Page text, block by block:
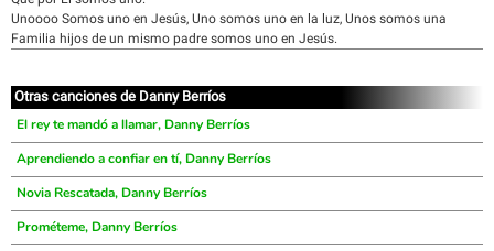
Unoooo Somos uno en Jesús, Uno somos uno en la luz, Unos somos una
Familia hijos de un mismo padre somos uno en Jesús.
Otras canciones de Danny Berríos
El rey te mandó a llamar, Danny Berríos
Aprendiendo a confiar en tí, Danny Berríos
Novia Rescatada, Danny Berríos
Prométeme, Danny Berríos